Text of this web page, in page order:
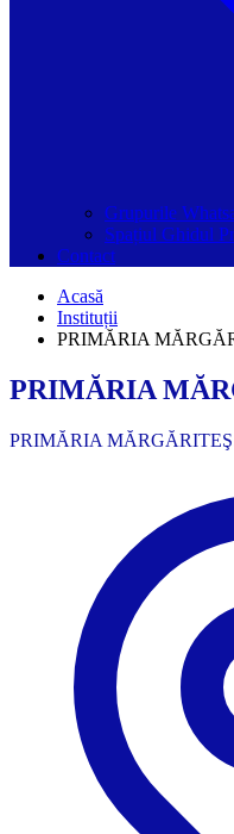
Grupurile
Spațiul Ghidul
Contact
Acasă
Instituții
PRIMĂRIA
PRIMĂRIA
PRIMĂRIA